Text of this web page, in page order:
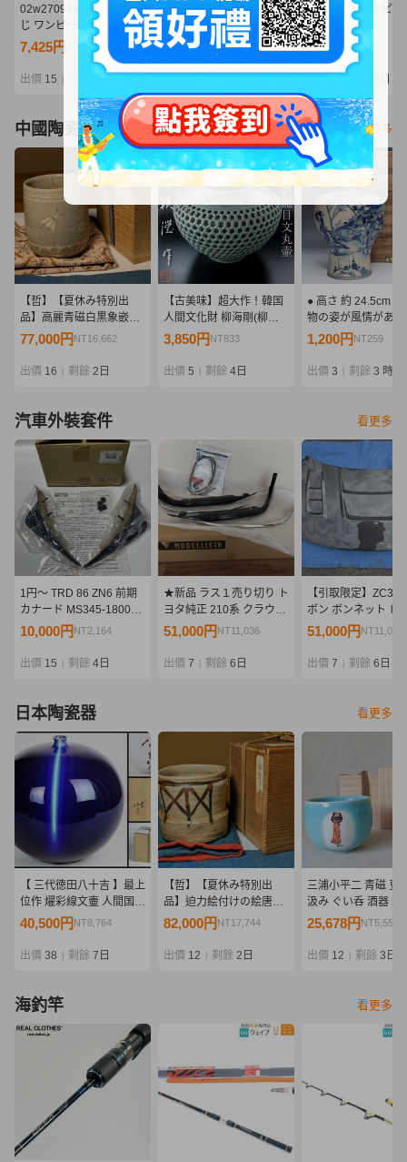
02w27099★1円~ 一番く
じ ワンピース -エルバフ
編- GIANT BASH!! Vol.1
ラストワン賞 ロキ ※未開
封 フィギュア 中古品【牛
7,425円 NT1,606
出價 15 2日
09/A370★ワンピース
Grandista -
MONKEY.D.LUFFY
GEAR5-Ⅲ モンキー・
D・ルフィ ギア5★フィ
ギュア★ニカ★バンダイ
★プライズ★未開封品
940円NT203
09/A360★ワンピー
Grandista -
マーシャル・D・テ
チ★黒ひげ★フィギ
ズ★未開封品
810円 NT175
中國陶瓷器 看更多
【哲】【夏休み特別出
品】高麗青磁白黒象嵌蜂
と菊花文筒茶碗（高麗時
77,000円 NT16,662
出價 16 剩餘 2日
【古美味】超大作！韓国
人間文化財 柳海剛(柳根
瀅)作 二重透彫籠目文丸
3,850円 NT833
出價 5 剩餘 4日
● 高さ 約 24.5cm 騎
物の姿が風情があ
良く描かれた 時代
馬人物文 花瓶・明
1,200円 NT259
出價 3 剩餘 3 時
汽車外裝套件 看更多
1円～ TRD 86 ZN6 前期
カナード MS345-18004
未使用
10,000円 NT2,164
出價 15 剩餘 4日
★新品 ラス１売り切り ト
ヨタ純正 210系 クラウン
マジェスタ モデリスタ フ
リップ バンパー 素地
51,000円 NT11,036
出價 7 剩餘 6日
【引取限定】
ボン ボンネット レ
バー付き グッドガン
51,000円 NT11,036
出價 7 剩餘 6日
日本陶瓷器 看更多
【 三代徳田八十吉 】最上
位作 燿彩線文壷 人間国宝
共箱 保証
40,500円 NT8,764
出價 38 剩餘 7日
【哲】【夏休み特別出
品】迫力絵付けの絵唐津
筒茶碗（伝世・桃山時
82,000円 NT17,744
出價 12 剩餘 2日
三浦小平二 青磁 豆
汲み ぐい呑 酒器 箱
25,678円 NT5,556
出價 12 剩餘 3日
海釣竿 看更多